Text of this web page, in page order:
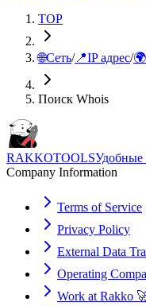
TOP
🌐Сеть/📍IP адрес/🌍
Поиск Whois
RAKKOTOOLSУдобные
Company Information
Terms of Service
Privacy Policy
External Data
Operating
Work at Rakko